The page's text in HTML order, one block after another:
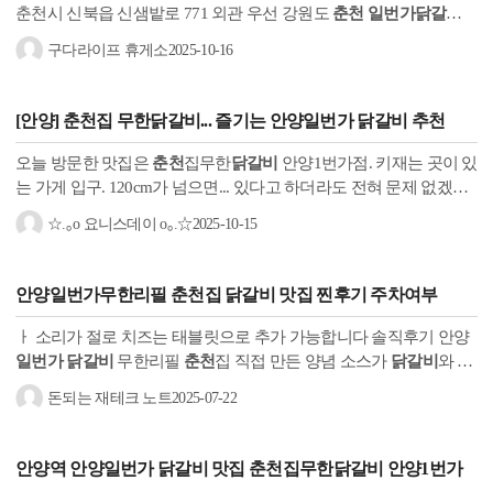
춘천시 신북읍 신샘밭로 771 외관 우선 강원도 춘천 일번가닭갈비
의 외관입니다. 간판에는 막국수와 닭갈비가 같이 표기돼있어서 정
확한 음식점...
구다라이프 휴게소2025-10-16
[안양] 춘천집 무한닭갈비... 즐기는 안양일번가 닭갈비 추천
오늘 방문한 맛집은 춘천집무한닭갈비
안양1번가점. 키재는 곳이 있
는 가게 입구. 120cm가 넘으면... 있다고 하더라도 전혀 문제 없겠는
걸..! 총평! 안양
쏠쏠하다!
☆.｡o 요니스데이 o｡.☆2025-10-15
안양일번가무한리필 춘천집 닭갈비 맛집 찐후기 주차여부
ㅏ 소리가 절로 치즈는 태블릿으로 추가 가능합니다 솔직후기 안양
일번가 닭갈비 무한리필 춘천집 직접 만든 양념 소스가 닭갈비 와 정
말 잘 어우러졌다고 생각합니다 안양역 데이트 계획 중이거나, 방문
중인...
돈되는 재테크 노트2025-07-22
안양역 안양일번가 닭갈비 맛집 춘천집무한닭갈비 안양1번가